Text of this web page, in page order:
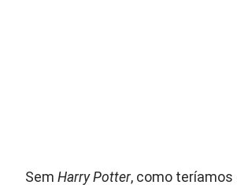
SemHarry Potter, como teríamos